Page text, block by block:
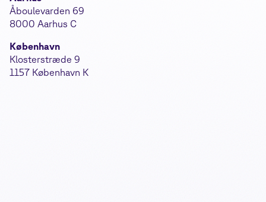
Åboulevarden 69
8000 Aarhus C
København
Klosterstræde 9
1157 København K